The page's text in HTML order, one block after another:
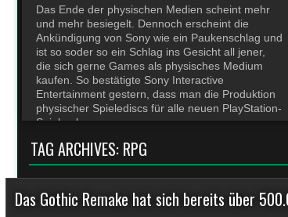
Das Ende der physischen Medien scheint mehr
und mehr besiegelt. Dennoch erscheint die
Ankündigung von Sony wie ein Paukenschlag und
ist so soder so ein Schlag ins Gesicht all jener,
die sich gerne Games als physisches Medium
kaufen. So bestätigte Sony Interactive
Entertainment gestern, dass man die Produktion
physischer Spielediscs für alle neuen PlayStation-
Spiele ab
TAG ARCHIVES: RPG
Das Gothic Remake hat sich bereits über